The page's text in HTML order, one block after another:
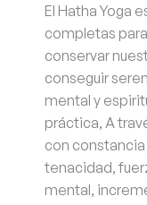
El Hatha Yoga
completas
conservar
conseguir
mental y
práctica, A
con
tenacidad,
mental,